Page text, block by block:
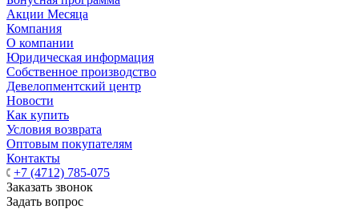
Акции Месяца
Компания
О компании
Юридическая информация
Собственное производство
Девелопментский центр
Новости
Как купить
Условия возврата
Оптовым покупателям
Контакты
+7 (4712) 785-075
Заказать звонок
Задать вопрос